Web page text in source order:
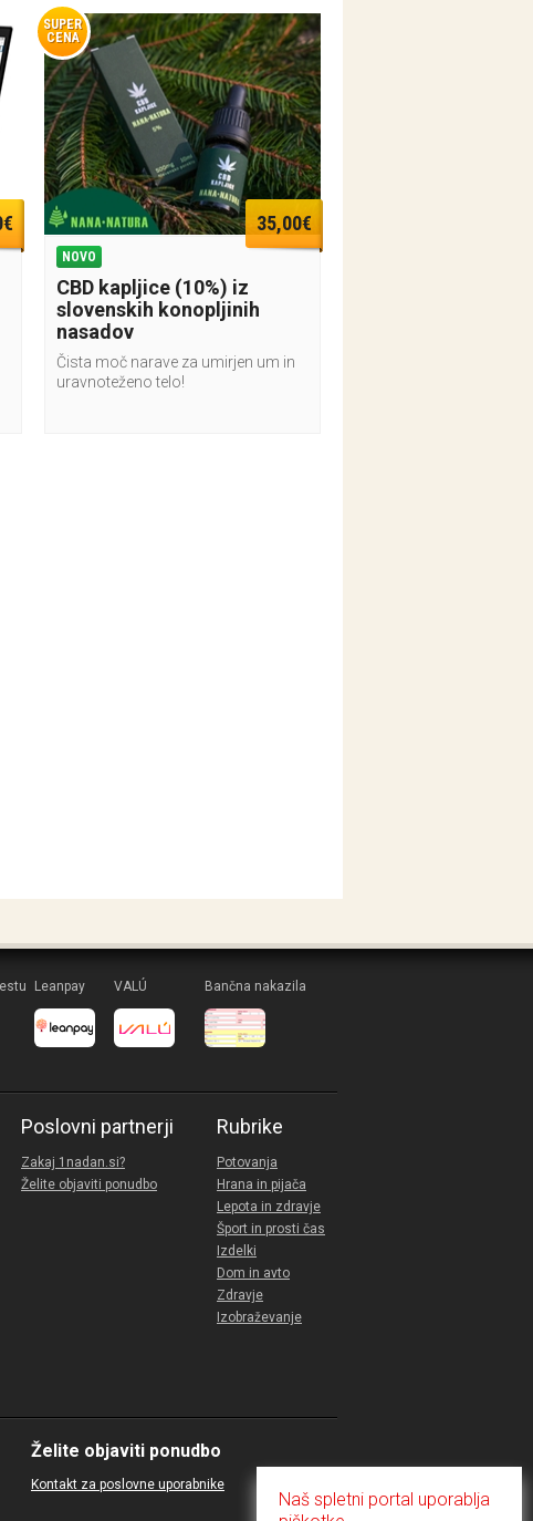
SUPER
CENA
35,00€
NOVO
CBD kapljice (10%) iz
slovenskih konopljinih
nasadov
Čista moč narave za umirjen um in
uravnoteženo telo!
Leanpay VALÚ Bančna nakazila
Poslovni partnerji
Zakaj 1nadan.si?
Želite objaviti ponudbo
Rubrike
Potovanja
Hrana in pijača
Lepota in zdravje
Šport in prosti čas
Izdelki
Dom in avto
Zdravje
Izobraževanje
Želite objaviti ponudbo
Kontakt za poslovne uporabnike
Naš spletni portal uporablja